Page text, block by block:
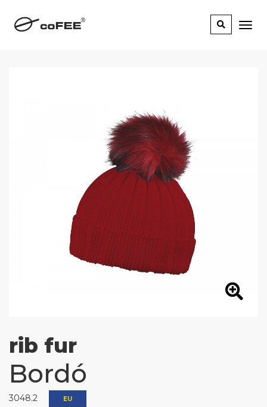
rib fur
Bordó
3048.2 EU